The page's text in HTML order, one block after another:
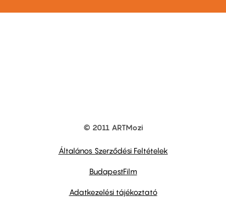
© 2011 ARTMozi
Általános Szerződési Feltételek
BudapestFilm
Adatkezelési tájékoztató